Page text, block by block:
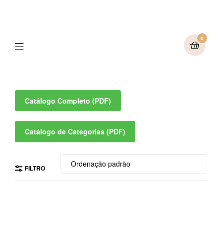
0
Catálogo Completo (PDF)
Catálogo de Categorias (PDF)
FILTRO